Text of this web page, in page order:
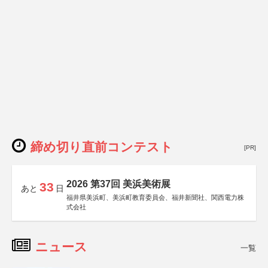
締め切り直前コンテスト [PR]
あと 33 日 2026 第37回 美浜美術展
福井県美浜町、美浜町教育委員会、福井新聞社、関西電力株
式会社
ニュース 一覧